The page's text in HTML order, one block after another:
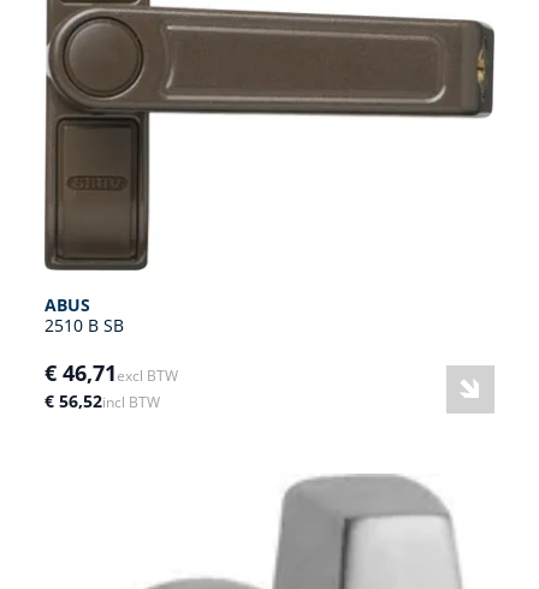
ABUS
2510 B SB
€ 46,71excl BTW
€ 56,52incl BTW